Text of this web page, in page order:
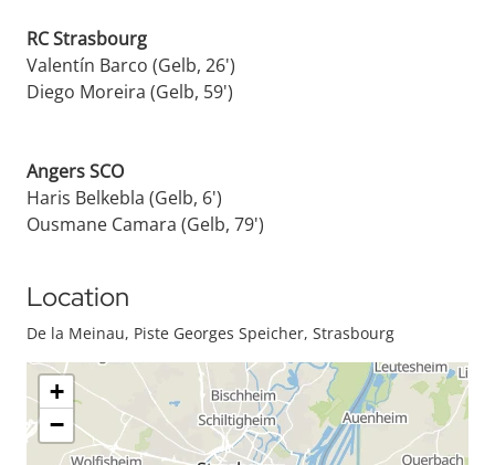
RC Strasbourg
Valentín Barco (Gelb, 26')
Diego Moreira (Gelb, 59')
Angers SCO
Haris Belkebla (Gelb, 6')
Ousmane Camara (Gelb, 79')
Location
De la Meinau, Piste Georges Speicher, Strasbourg
+
−